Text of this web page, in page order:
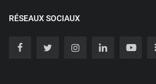
RÉSEAUX SOCIAUX